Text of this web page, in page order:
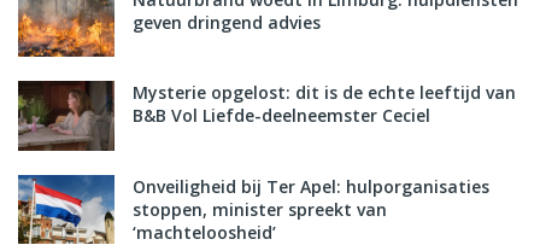
geven dringend advies
Mysterie opgelost: dit is de echte leeftijd van
B&B Vol Liefde-deelneemster Ceciel
Onveiligheid bij Ter Apel: hulporganisaties
stoppen, minister spreekt van
‘machteloosheid’